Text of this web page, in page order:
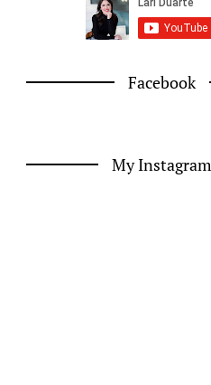
Facebook
My Instagram